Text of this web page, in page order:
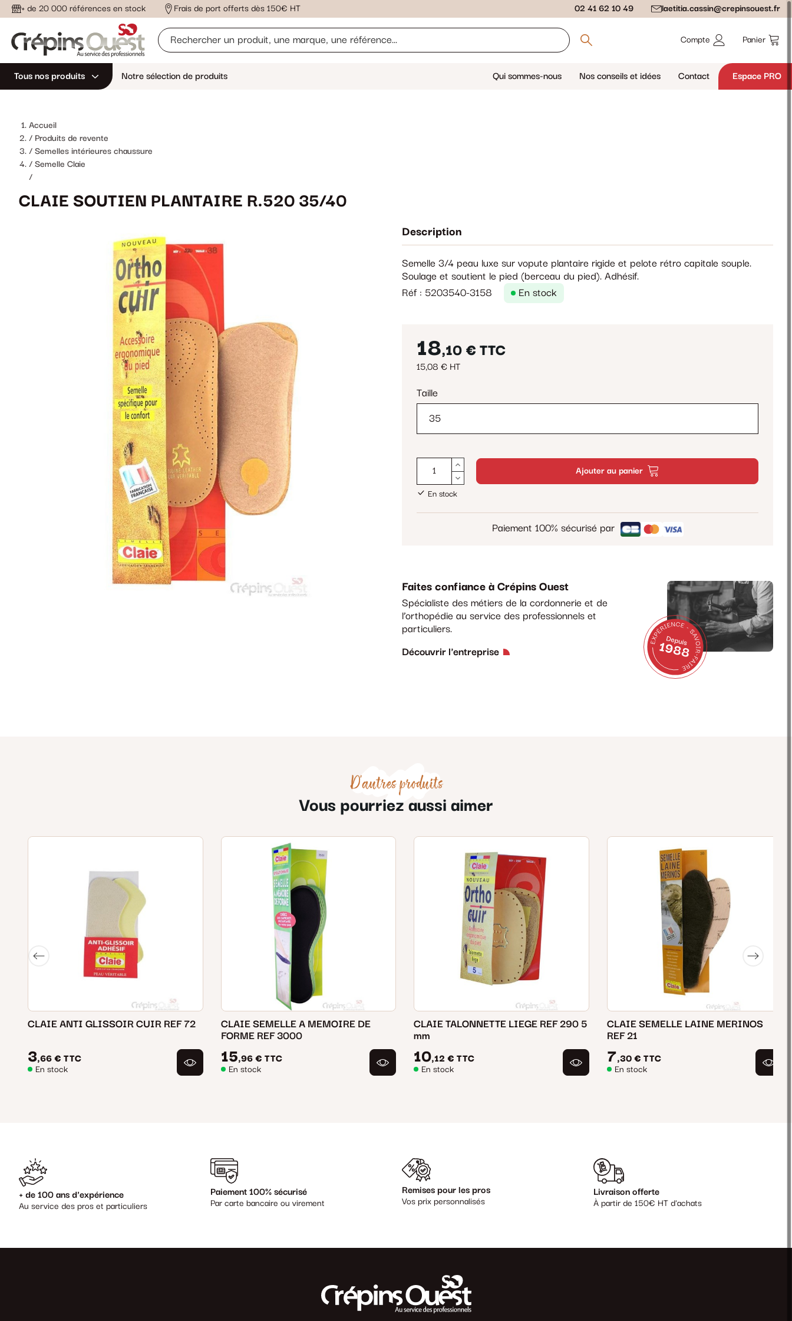
+ de 20 000 références en stock Frais de port offerts dès 150€ HT 02 41 62 10 49 laetitia.cassin@crepinsouest.fr
Compte Panier
Tous nos produits Notre sélection de produits Qui sommes-nous Nos conseils et idées Contact Espace PRO
Accueil
Produits de revente
Semelles intérieures chaussure
Semelle Claie
/
CLAIE SOUTIEN PLANTAIRE R.520 35/40
Description
Semelle 3/4 peau luxe sur vopute plantaire rigide et pelote rétro capitale souple.
Soulage et soutient le pied (berceau du pied). Adhésif.
Réf : 5203540-3158
En stock
18,10 € TTC
15,08 € HT
Taille
Ajouter au panier
En stock
Paiement 100% sécurisé par
Faites confiance à Crépins Ouest
Spécialiste des métiers de la cordonnerie et de
l’orthopédie au service des professionnels et
particuliers.
Découvrir l'entreprise
D'autres produits
Vous pourriez aussi aimer
CLAIE ANTI GLISSOIR CUIR REF 72
3,66 € TTC
En stock
CLAIE SEMELLE A MEMOIRE DE
FORME REF 3000
15,96 € TTC
En stock
CLAIE TALONNETTE LIEGE REF 290 5
mm
10,12 € TTC
En stock
CLAIE SEMELLE LAINE MERINOS
REF 21
7,30 € TTC
En stock
+ de 100 ans d'expérience
Au service des pros et particuliers
Paiement 100% sécurisé
Par carte bancaire ou virement
Remises pour les pros
Vos prix personnalisés
Livraison offerte
À partir de 150€ HT d'achats